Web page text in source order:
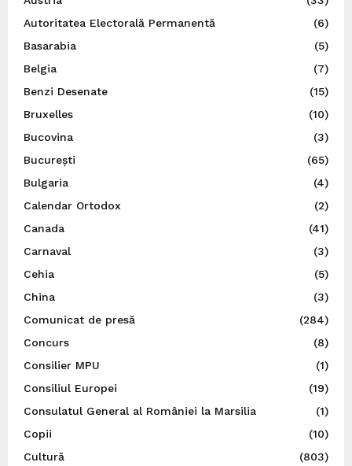
Autoritatea Electorală Permanentă
(6)
Basarabia
(5)
Belgia
(7)
Benzi Desenate
(15)
Bruxelles
(10)
Bucovina
(3)
București
(65)
Bulgaria
(4)
Calendar Ortodox
(2)
Canada
(41)
Carnaval
(3)
Cehia
(5)
China
(3)
Comunicat de presă
(284)
Concurs
(8)
Consilier MPU
(1)
Consiliul Europei
(19)
Consulatul General al României la Marsilia
(1)
Copii
(10)
Cultură
(803)